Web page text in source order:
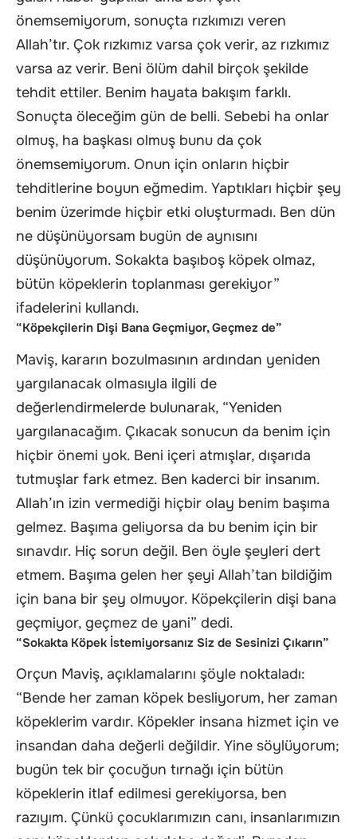
önemsemiyorum, sonuçta rızkımızı veren
Allah’tır. Çok rızkımız varsa çok verir, az rızkımız
varsa az verir. Beni ölüm dahil birçok şekilde
tehdit ettiler. Benim hayata bakışım farklı.
Sonuçta öleceğim gün de belli. Sebebi ha onlar
olmuş, ha başkası olmuş bunu da çok
önemsemiyorum. Onun için onların hiçbir
tehditlerine boyun eğmedim. Yaptıkları hiçbir şey
benim üzerimde hiçbir etki oluşturmadı. Ben dün
ne düşünüyorsam bugün de aynısını
düşünüyorum. Sokakta başıboş köpek olmaz,
bütün köpeklerin toplanması gerekiyor”
ifadelerini kullandı.
“Köpekçilerin Dişi Bana Geçmiyor, Geçmez de”
Maviş, kararın bozulmasının ardından yeniden
yargılanacak olmasıyla ilgili de
değerlendirmelerde bulunarak, “Yeniden
yargılanacağım. Çıkacak sonucun da benim için
hiçbir önemi yok. Beni içeri atmışlar, dışarıda
tutmuşlar fark etmez. Ben kaderci bir insanım.
Allah’ın izin vermediği hiçbir olay benim başıma
gelmez. Başıma geliyorsa da bu benim için bir
sınavdır. Hiç sorun değil. Ben öyle şeyleri dert
etmem. Başıma gelen her şeyi Allah’tan bildiğim
için bana bir şey olmuyor. Köpekçilerin dişi bana
geçmiyor, geçmez de yani” dedi.
“Sokakta Köpek İstemiyorsanız Siz de Sesinizi Çıkarın”
Orçun Maviş, açıklamalarını şöyle noktaladı:
“Bende her zaman köpek besliyorum, her zaman
köpeklerim vardır. Köpekler insana hizmet için ve
insandan daha değerli değildir. Yine söylüyorum;
bugün tek bir çocuğun tırnağı için bütün
köpeklerin itlaf edilmesi gerekiyorsa, ben
razıyım. Çünkü çocuklarımızın canı, insanlarımızın